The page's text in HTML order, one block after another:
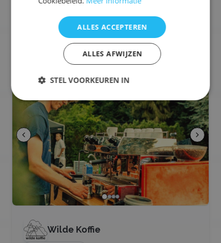
Selecteren voor offerteaanvraag
Barista
Wilde Koffie
ALLES ACCEPTEREN
ALLES AFWIJZEN
STEL VOORKEUREN IN